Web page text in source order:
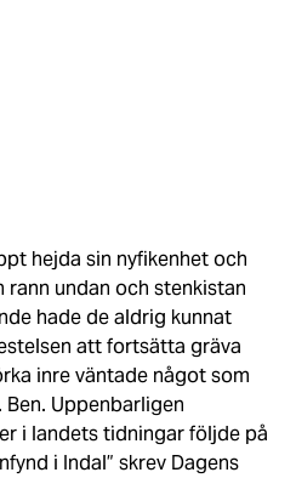
hejda sin nyfikenhet och
undan och stenkistan
hade de aldrig kunnat
att fortsätta gräva
inre väntade något som
Uppenbarligen
i landets tidningar följde på
i Indal” skrev Dagens